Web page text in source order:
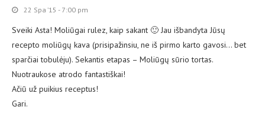
22 Spa ’15 - 7:00 pm
Sveiki Asta! Moliūgai rulez, kaip sakant 🙂 Jau išbandyta Jūsų
recepto moliūgų kava (prisipažinsiu, ne iš pirmo karto gavosi… bet
sparčiai tobulėju). Sekantis etapas – Moliūgų sūrio tortas.
Nuotraukose atrodo fantastiškai!
Ačiū už puikius receptus!
Gari.